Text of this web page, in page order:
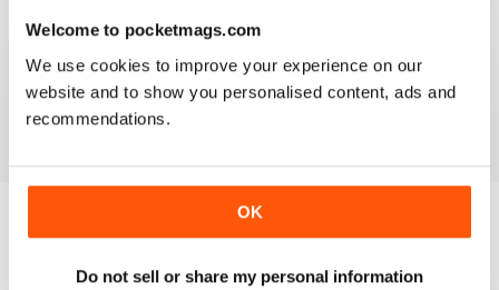
Welcome to pocketmags.com
We use cookies to improve your experience on our
website and to show you personalised content, ads and
recommendations.
OK
Do not sell or share my personal information
GREAT COMPUTER MAGAZINE
Spanish speakers only